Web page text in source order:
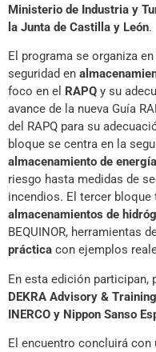
Ministerio de Industria y
la Junta de Castilla y León.
El programa se organiza en
seguridad en
foco en el
RAPQ y su
avance de la nueva Guía
del RAPQ para su
bloque se centra en la
almacenamiento de
riesgo hasta medidas de
incendios. El tercer bloque
almacenamientos de
BEQUINOR, herramientas
práctica con ejemplos
En esta edición participan,
DEKRA Advisory &
INERCO y Nippon Sanso
El encuentro concluirá con